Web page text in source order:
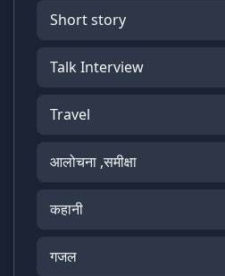
Short story
Talk Interview
Travel
आलोचना ,समीक्षा
कहानी
गजल